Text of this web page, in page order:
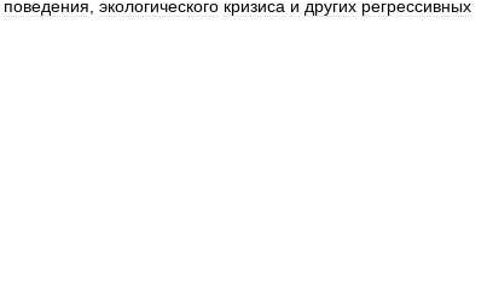
поведения экологического кризиса и других регрессивных